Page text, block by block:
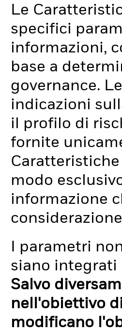
Le
specifici
informazioni,
base a
governance.
indicazioni
il profilo di
fornite
modo
informazione
I parametri
siano integrati
Salvo
nell'obiettivo
modificano